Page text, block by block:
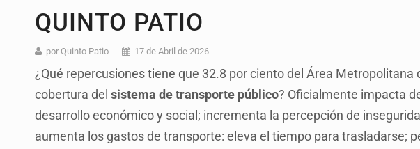
México vence a Canadá, pasa a la final y obtiene el
Quinto Patio
Jalisco lidera entre sancionados por EU
Avalan rebaja del Siapa para 203 colonias
Realizan primera boda de personas sordas en Zapopan
QUINTO PATIO
por Quinto Patio 17 de Abril de 2026
¿Qué repercusiones tiene que 32.8 por ciento del Área Metropolitana
cobertura del sistema de transporte público? Oficialmente impacta
desarrollo económico y social; incrementa la percepción de
aumenta los gastos de transporte: eleva el tiempo para trasladarse;